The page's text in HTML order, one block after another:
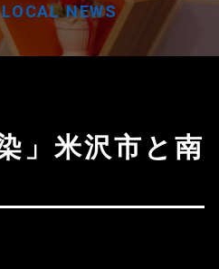
LOCAL NEWS